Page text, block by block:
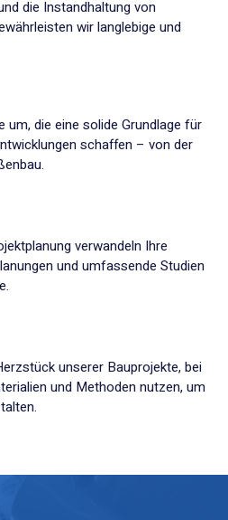
die Instandhaltung von
wir langlebige und
die eine solide Grundlage für
schaffen – von der
verwandeln Ihre
und umfassende Studien
unserer Bauprojekte, bei
und Methoden nutzen, um